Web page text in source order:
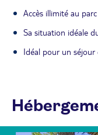
Accès illimité au
Sa situation idéale
Idéal pour un séjour